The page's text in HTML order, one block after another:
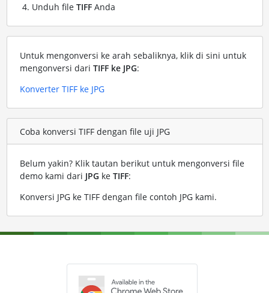
Unduh file TIFFAnda
Untuk mengonversi ke arah sebaliknya, klik di sini untuk
mengonversi dari TIFF ke JPG:
Konverter TIFF ke JPG
Coba konversi TIFF dengan file uji JPG
Belum yakin? Klik tautan berikut untuk mengonversi file
demo kami dari JPG ke TIFF:
Konversi JPG ke TIFF dengan file contoh JPG kami.